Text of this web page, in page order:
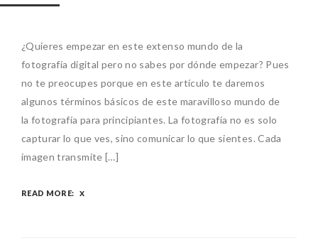
¿Quieres empezar en este extenso mundo de la
fotografía digital pero no sabes por dónde empezar? Pues
no te preocupes porque en este artículo te daremos
algunos términos básicos de este maravilloso mundo de
la fotografía para principiantes. La fotografía no es solo
capturar lo que ves, sino comunicar lo que sientes. Cada
imagen transmite […]
READ MORE: